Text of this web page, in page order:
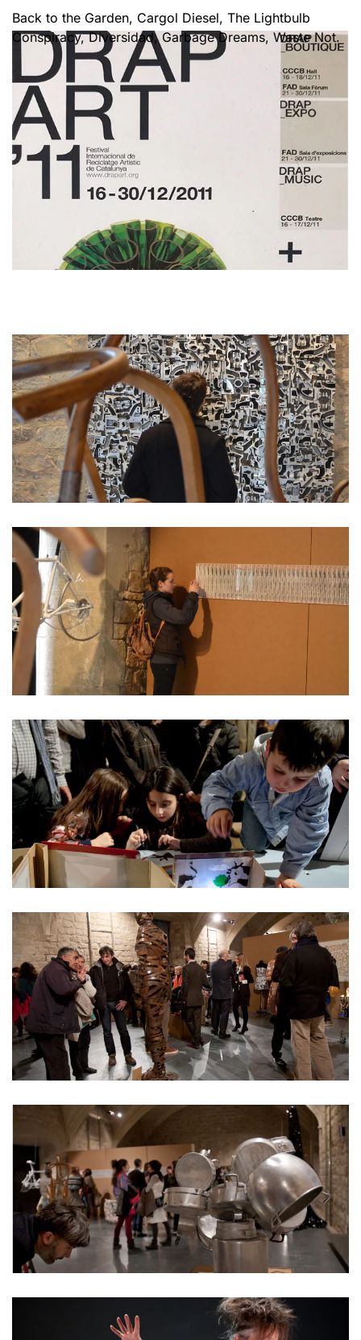
Back to the Garden, Cargol Diesel, The Lightbulb
Conspiracy, Diversidad, Garbage Dreams, Waste Not.